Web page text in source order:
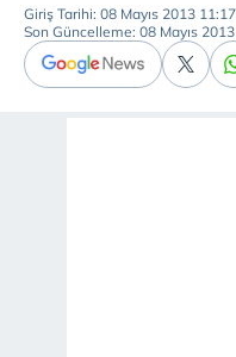
Giriş Tarihi: 08 Mayıs 2013 11:17
Son Güncelleme: 08 Mayıs